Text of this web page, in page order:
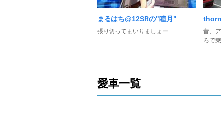
まるはち@12SRの"睦月"
張り切ってまいりましょー
昔、
ろで
愛車一覧